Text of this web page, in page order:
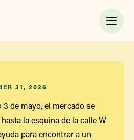
31, 2026
de mayo, el mercado se
la esquina de la calle W
para encontrar a un